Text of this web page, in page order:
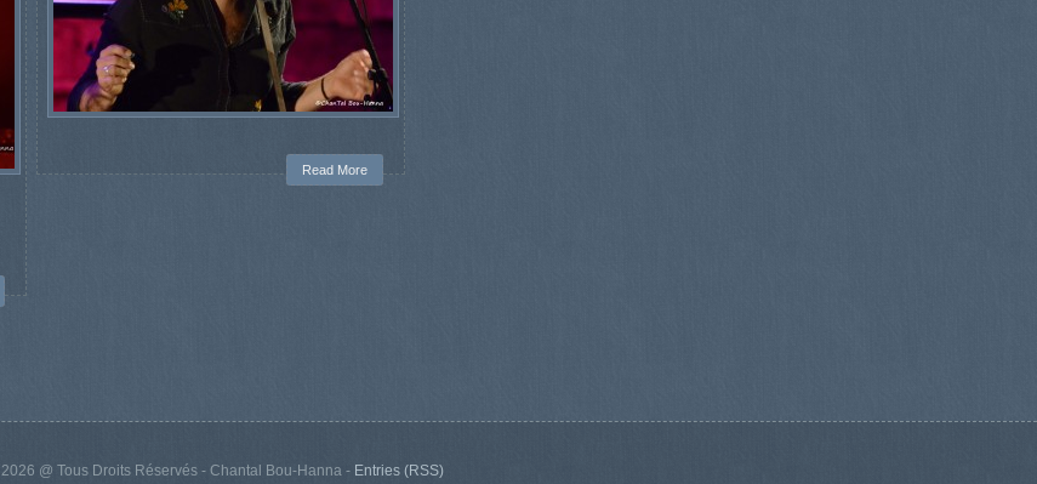
Read More
2026 @ Tous Droits Réservés - Chantal Bou-Hanna - Entries (RSS)